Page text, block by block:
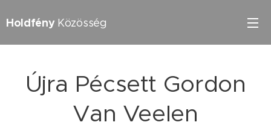
HoldfényKözösség
Újra Pécsett Gordon
Van Veelen